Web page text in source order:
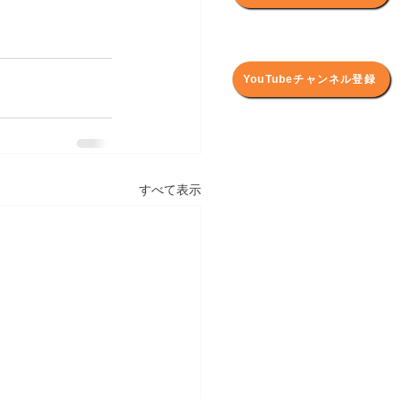
YouTubeチャンネル登録
すべて表示